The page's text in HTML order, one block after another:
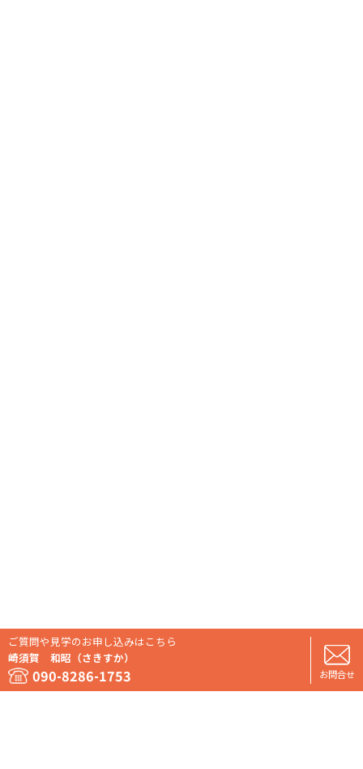
ご質問や見学のお申し込みはこちら
崎須賀 和昭（さきすか）
090-8286-1753 お問合せ